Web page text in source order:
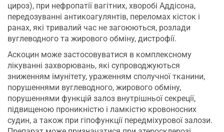
цироз), при нефропатії вагітних, хворобі Аддісона,
передозуванні антикоагулянтів, переломах кісток і
ранах, які тривалий час не загоюються, розлади
вуглеводного та жирового обміну, дистрофії.
Аскоцин може застосовуватися в комплексному
лікуванні захворювань, які супроводжуються
зниженням імунітету, ураженням сполучної тканини,
порушеннями вуглеводного, жирового обміну,
порушеннями функцій залоз внутрішньої секреції,
підвищеною проникністю і ламкістю кровоносних
судин, а також при гіпофункції передміхурової залози.